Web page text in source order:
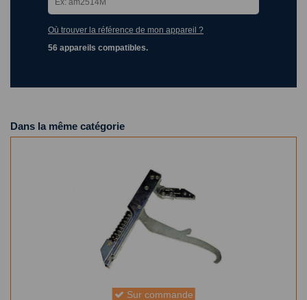
Où trouver la référence de mon appareil ?
56 appareils compatibles.
Dans la même catégorie
Sur commande